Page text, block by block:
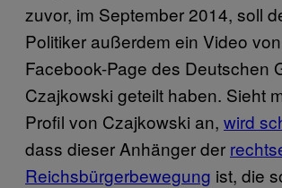
zuvor, im September 2014, soll
Politiker außerdem ein Video
Facebook-Page des Deutschen
Czajkowski geteilt haben. Sieht
Profil von Czajkowski an, wird
dass dieser Anhänger der
Reichsbürgerbewegung ist, die